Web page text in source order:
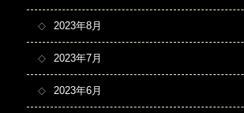
2023年8月
2023年7月
2023年6月